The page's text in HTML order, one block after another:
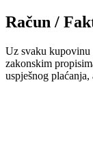
Račun /
Uz svaku kupovinu
zakonskim
uspješnog